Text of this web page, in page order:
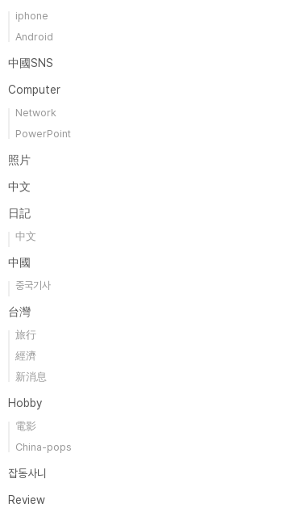
iphone
Android
中國SNS
Computer
Network
PowerPoint
照片
中文
日記
中文
中國
중국기사
台灣
旅行
經濟
新消息
Hobby
電影
China-pops
잡동사니
Review